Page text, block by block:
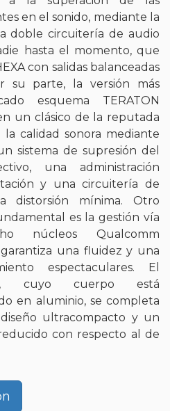
en el sonido, mediante la
doble circuitería de audio
hasta el momento, que
con salidas balanceadas
su parte, la versión más
esquema TERATON
un clásico de la reputada
la calidad sonora mediante
sistema de supresión del
una administración
y una circuitería de
distorsión mínima. Otro
es la gestión vía
núcleos Qualcomm
una fluidez y una
espectaculares. El
cuyo cuerpo está
en aluminio, se completa
ultracompacto y un
con respecto al de